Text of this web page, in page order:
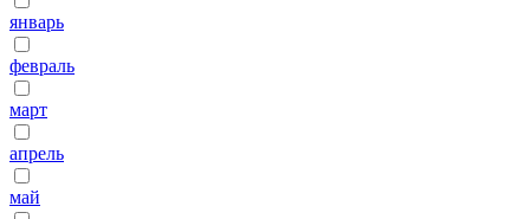
январь
февраль
март
апрель
май